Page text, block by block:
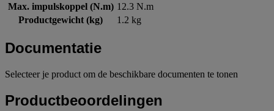
Max. impulskoppel (N.m) 12.3 N.m
Productgewicht (kg)
1.2 kg
Documentatie
Selecteer je product om de beschikbare documenten te tonen
Productbeoordelingen